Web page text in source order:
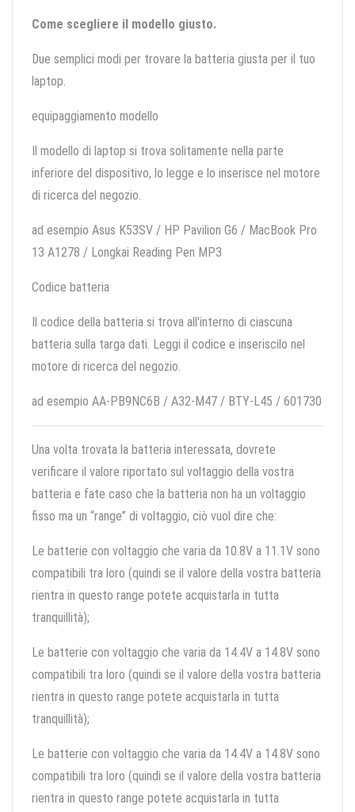
Come scegliere il modello giusto.
Due semplici modi per trovare la batteria giusta per il tuo
laptop.
equipaggiamento modello
Il modello di laptop si trova solitamente nella parte
inferiore del dispositivo, lo legge e lo inserisce nel motore
di ricerca del negozio.
ad esempio Asus K53SV / HP Pavilion G6 / MacBook Pro
13 A1278 / Longkai Reading Pen MP3
Codice batteria
Il codice della batteria si trova all'interno di ciascuna
batteria sulla targa dati. Leggi il codice e inseriscilo nel
motore di ricerca del negozio.
ad esempio AA-PB9NC6B / A32-M47 / BTY-L45 / 601730
Una volta trovata la batteria interessata, dovrete
verificare il valore riportato sul voltaggio della vostra
batteria e fate caso che la batteria non ha un voltaggio
fisso ma un “range” di voltaggio, ciò vuol dire che:
Le batterie con voltaggio che varia da 10.8V a 11.1V sono
compatibili tra loro (quindi se il valore della vostra batteria
rientra in questo range potete acquistarla in tutta
tranquillità);
Le batterie con voltaggio che varia da 14.4V a 14.8V sono
compatibili tra loro (quindi se il valore della vostra batteria
rientra in questo range potete acquistarla in tutta
tranquillità);
Le batterie con voltaggio che varia da 14.4V a 14.8V sono
compatibili tra loro (quindi se il valore della vostra batteria
rientra in questo range potete acquistarla in tutta